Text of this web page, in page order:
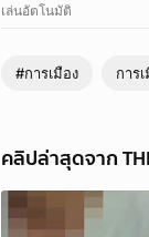
เล่นอัตโนมัติ
#การเมือง การ
คลิปล่าสุดจาก